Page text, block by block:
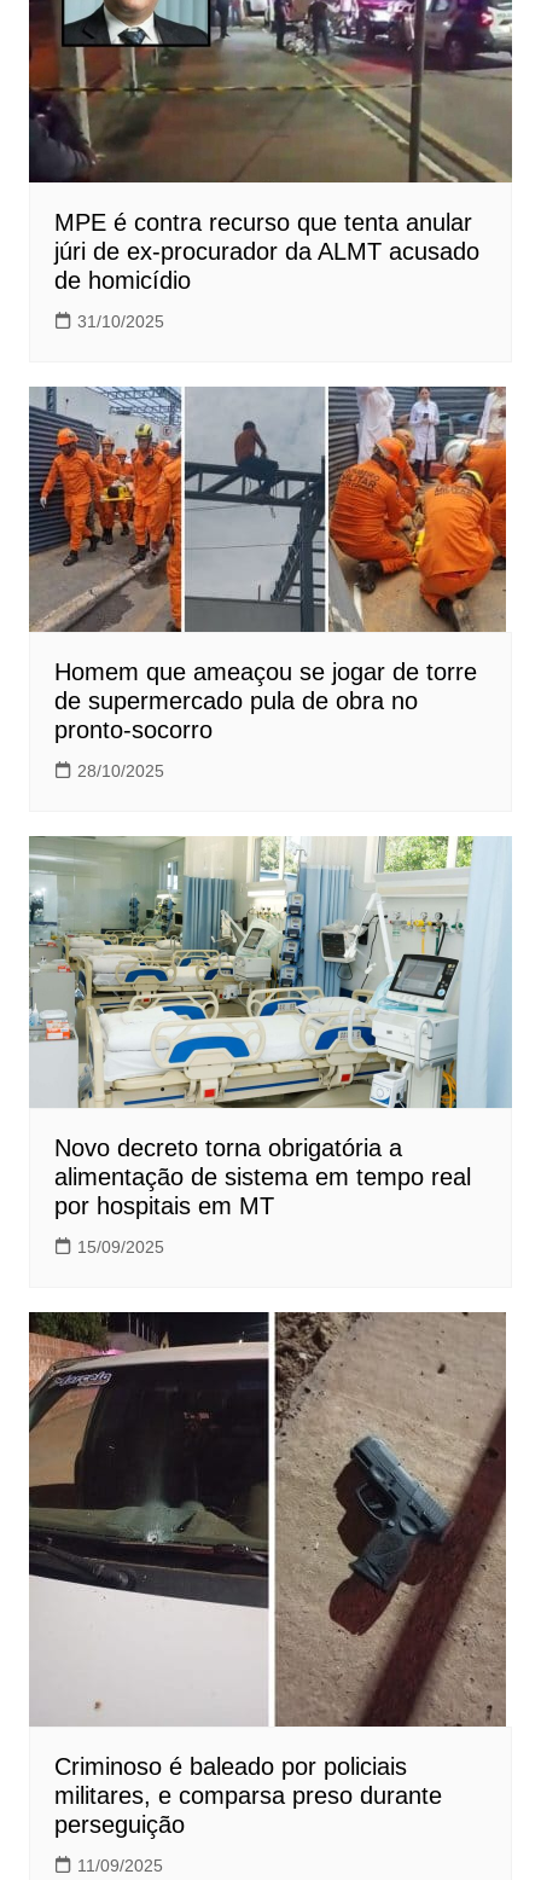
MPE é contra recurso que tenta anular
júri de ex-procurador da ALMT acusado
de homicídio
31/10/2025
Homem que ameaçou se jogar de torre
de supermercado pula de obra no
pronto-socorro
28/10/2025
Novo decreto torna obrigatória a
alimentação de sistema em tempo real
por hospitais em MT
15/09/2025
Criminoso é baleado por policiais
militares, e comparsa preso durante
perseguição
11/09/2025